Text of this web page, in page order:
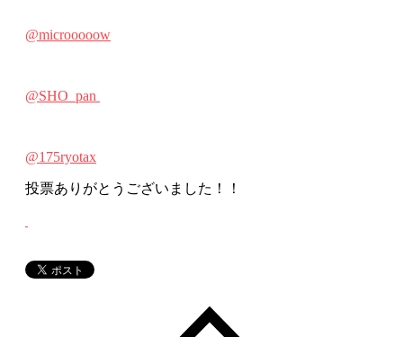
@microoooow
@SHO_pan
@175ryotax
投票ありがとうございました！！